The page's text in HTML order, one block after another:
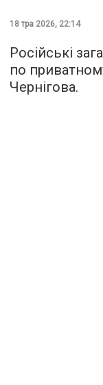
18 тра 2026, 22:14
Російські
по
Чернігова.